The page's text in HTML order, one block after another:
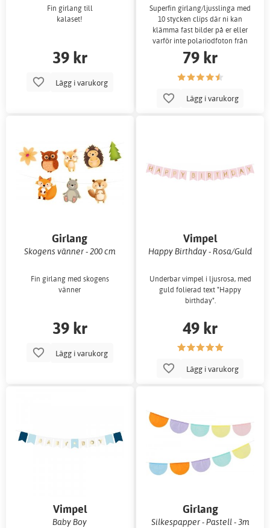
Fin girlang till
kalaset!
39 kr
Lägg i varukorg
Superfin girlang/ljusslinga med
10 stycken clips där ni kan
klämma fast bilder på er eller
varför inte polariodfoton från
photo
79 kr
Lägg i varukorg
Girlang
Skogens vänner - 200 cm
Fin girlang med skogens
vänner
39 kr
Lägg i varukorg
Vimpel
Happy Birthday - Rosa/Guld
Underbar vimpel i ljusrosa, med
guld folierad text "Happy
birthday".
49 kr
Lägg i varukorg
Vimpel
Baby Boy
Girlang
Silkespapper - Pastell - 3m